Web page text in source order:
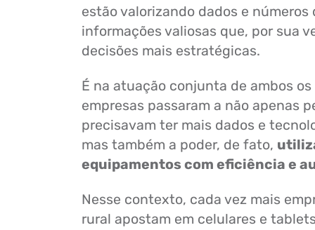
estão valorizando dados e números
informações valiosas que, por sua
decisões mais estratégicas.
É na atuação conjunta de ambos
empresas passaram a não apenas
precisavam ter mais dados e
mas também a poder, de fato,
equipamentos com eficiência e
Nesse contexto, cada vez mais
rural apostam em celulares e